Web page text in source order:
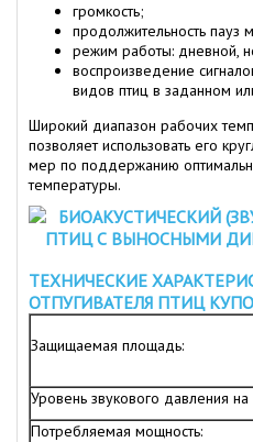
громкость;
продолжительность пауз
режим работы: дневной,
воспроизведение
видов птиц в заданном
Широкий диапазон рабочих
позволяет использовать его
мер по поддержанию
температуры.
ТЕХНИЧЕСКИЕ
ОТПУГИВАТЕЛЯ ПТИЦ
Защищаемая площадь:
Уровень звукового давления на
Потребляемая мощность: